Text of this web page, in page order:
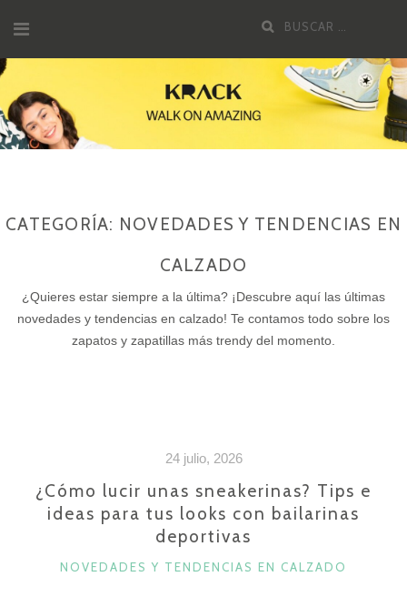
contenido
Buscar
CATEGORÍA: NOVEDADES Y TENDENCIAS EN
CALZADO
¿Quieres estar siempre a la última? ¡Descubre aquí las últimas
novedades y tendencias en calzado! Te contamos todo sobre los
zapatos y zapatillas más trendy del momento.
24 julio, 2026
¿Cómo lucir unas sneakerinas? Tips e
ideas para tus looks con bailarinas
deportivas
CATEGORÍAS
NOVEDADES Y TENDENCIAS EN CALZADO